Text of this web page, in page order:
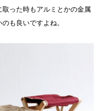
った時もアルミとかの金属
も良いですよね。